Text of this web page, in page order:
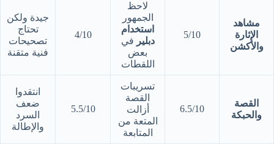
مشاهد
الإثارة
والأكشن
5/10
لاحظ
الجمهور
استخدام
دبلير في
بعض
اللقطات
4/10
جيدة ولكن
تحتاج
تصحيحات
فنية متقنة
القصة
والحبكة
6.5/10
تسريبات
القصة
أزالت
المتعة من
المتابعة
5.5/10
انتقدوا
ضعف
السرد
والإطالة